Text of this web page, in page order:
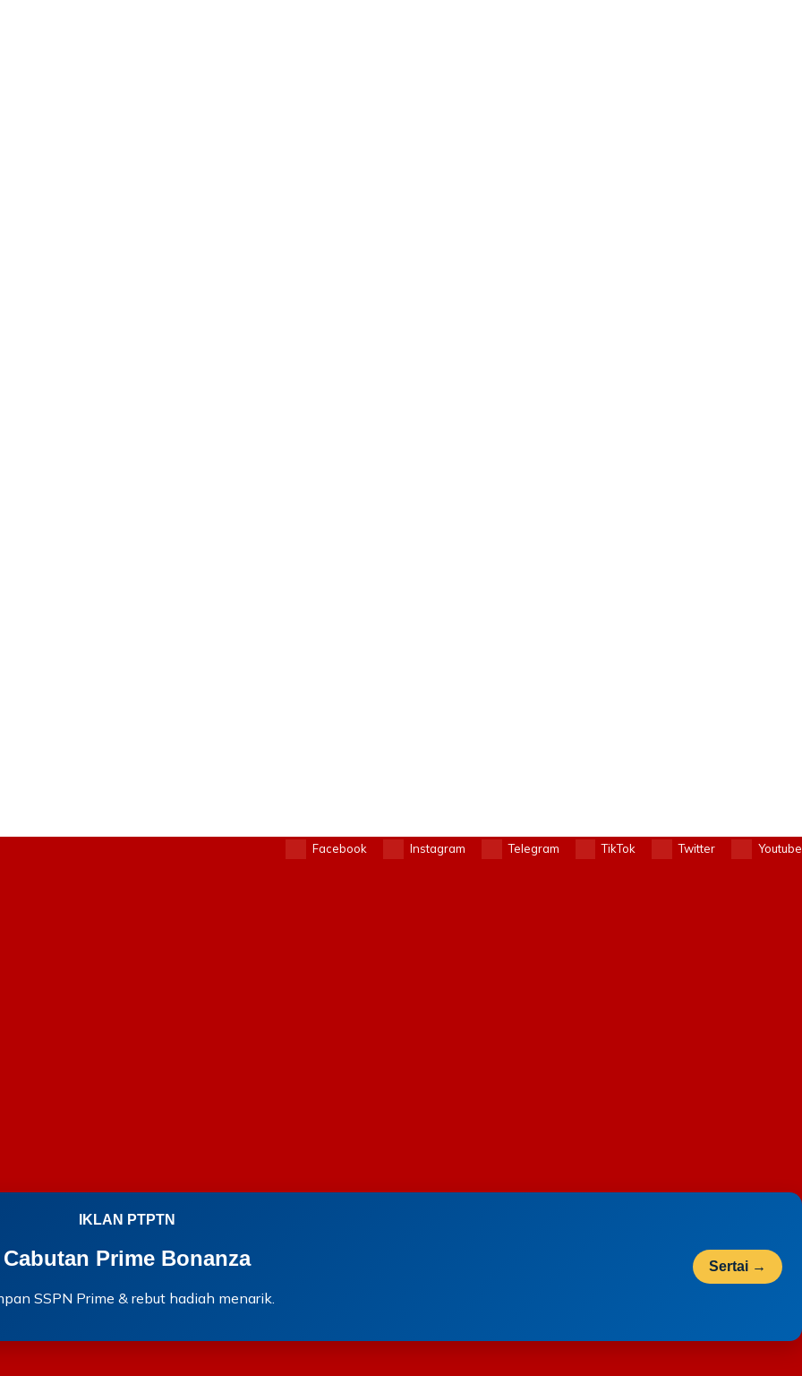
Facebook Instagram Telegram TikTok Twitter Youtube
IKLAN PTPTN
Cabutan Prime Bonanza
SSPN Prime & rebut hadiah menarik.
Sertai →